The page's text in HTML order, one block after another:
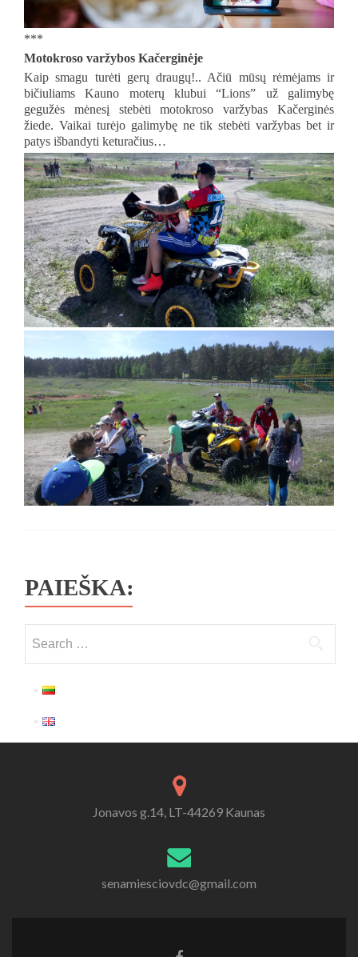
***
Motokroso varžybos Kačerginėje
Kaip smagu turėti gerų draugų!.. Ačiū mūsų rėmėjams ir
bičiuliams Kauno moterų klubui “Lions” už galimybę
gegužės mėnesį stebėti motokroso varžybas Kačerginės
žiede. Vaikai turėjo galimybę ne tik stebėti varžybas bet ir
patys išbandyti keturačius…
PAIEŠKA:
Jonavos g.14, LT-44269 Kaunas
senamiesciovdc@gmail.com